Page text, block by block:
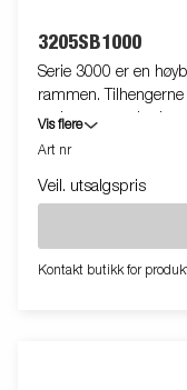
3205SB1000
Serie 3000 er en
rammen.
ned som
kun til illustrative
Vis flere
Art nr
Veil. utsalgspris
Kontakt butikk for